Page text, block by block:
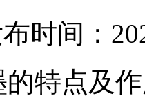
时间：
的特点及